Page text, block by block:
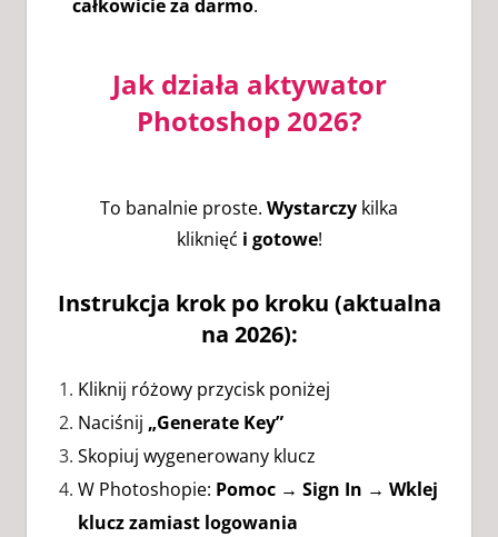
całkowicie za darmo.
Jak działa aktywator
Photoshop 2026?
To banalnie proste. Wystarczy kilka
kliknięć i gotowe!
Instrukcja krok po kroku (aktualna
na 2026):
Kliknij różowy przycisk poniżej
Naciśnij „Generate Key”
Skopiuj wygenerowany klucz
W Photoshopie: Pomoc → Sign In → Wklej
klucz zamiast logowania